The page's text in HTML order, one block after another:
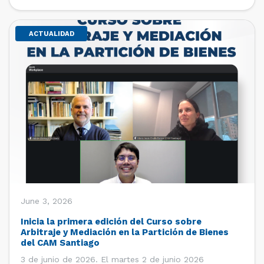
de estudiantes de […]
ACTUALIDAD
June 3, 2026
Inicia la primera edición del Curso sobre
Arbitraje y Mediación en la Partición de Bienes
del CAM Santiago
3 de junio de 2026. El martes 2 de junio 2026